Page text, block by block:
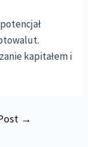
kapitałem i
→